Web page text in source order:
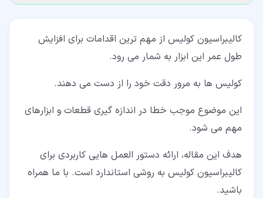
۵‏- نکات نگهداری از کولیس
کالیبراسیون کولیس از مهم ترین اقدامات برای افزایش
طول عمر این ابزار به شمار می رود.
کولیس ها به مرور دقت خود را از دست می دهند.
این موضوع موجب خطا در اندازه گیری قطعات و ابزارهای
مهم می شود.
هدف این مقاله، ارائه دستور العمل هایی کاربردی برای
کالیبراسیون کولیس به روشی استاندارد است. با ما همراه
باشید.